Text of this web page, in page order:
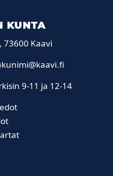
KUNTA
73600 Kaavi
9-11 ja 12-14